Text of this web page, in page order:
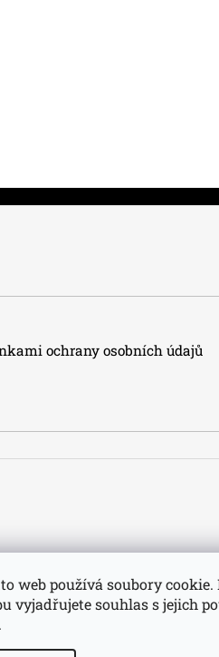
web používá soubory
vyjadřujete souhlas s jejich
.
ochrany osobních údajů